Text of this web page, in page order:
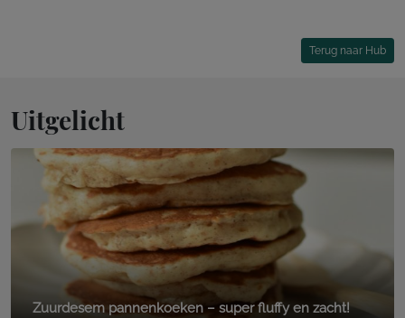
Terug naar Hub
Uitgelicht
Zuurdesem pannenkoeken – super fluffy en zacht!